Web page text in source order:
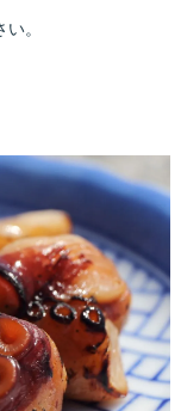
。